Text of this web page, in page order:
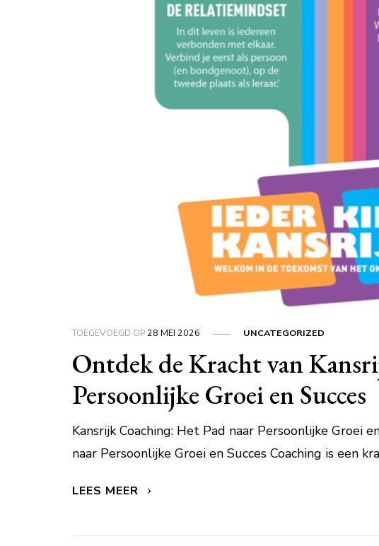
TOEGEVOEGD OP28 MEI 2026 UNCATEGORIZED
Ontdek de Kracht van
Persoonlijke Groei en Succes
Kansrijk Coaching: Het Pad naar Persoonlijke Groei
naar Persoonlijke Groei en Succes Coaching is een
LEES MEER